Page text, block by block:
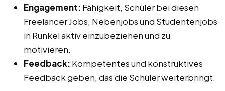
Engagement: Fähigkeit, Schüler bei diesen
Freelancer Jobs, Nebenjobs und Studentenjobs
in Runkel aktiv einzubeziehen und zu
motivieren.
Feedback: Kompetentes und konstruktives
Feedback geben, das die Schüler weiterbringt.